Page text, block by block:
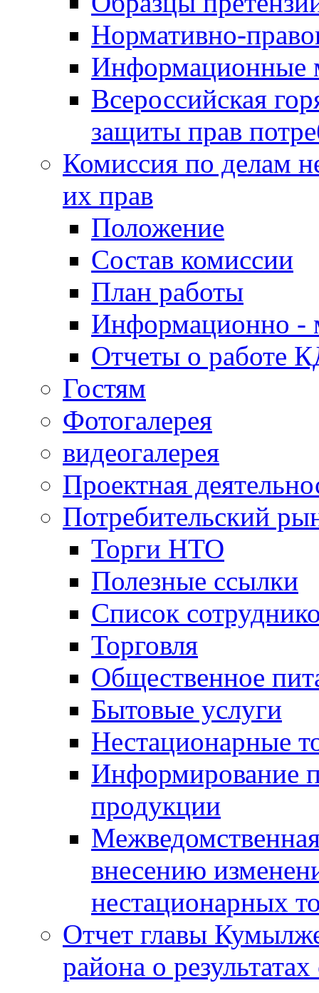
Нормативно-
Информационные
Всероссийская
защиты прав
Комиссия по делам
их прав
Положение
Состав комиссии
План работы
Информационно -
Отчеты о работе
Гостям
Фотогалерея
видеогалерея
Проектная
Потребительский
Торги НТО
Полезные ссылки
Список
Торговля
Общественное
Бытовые услуги
Нестационарные
Информирование
продукции
внесению
нестационарных
Отчет главы
района о